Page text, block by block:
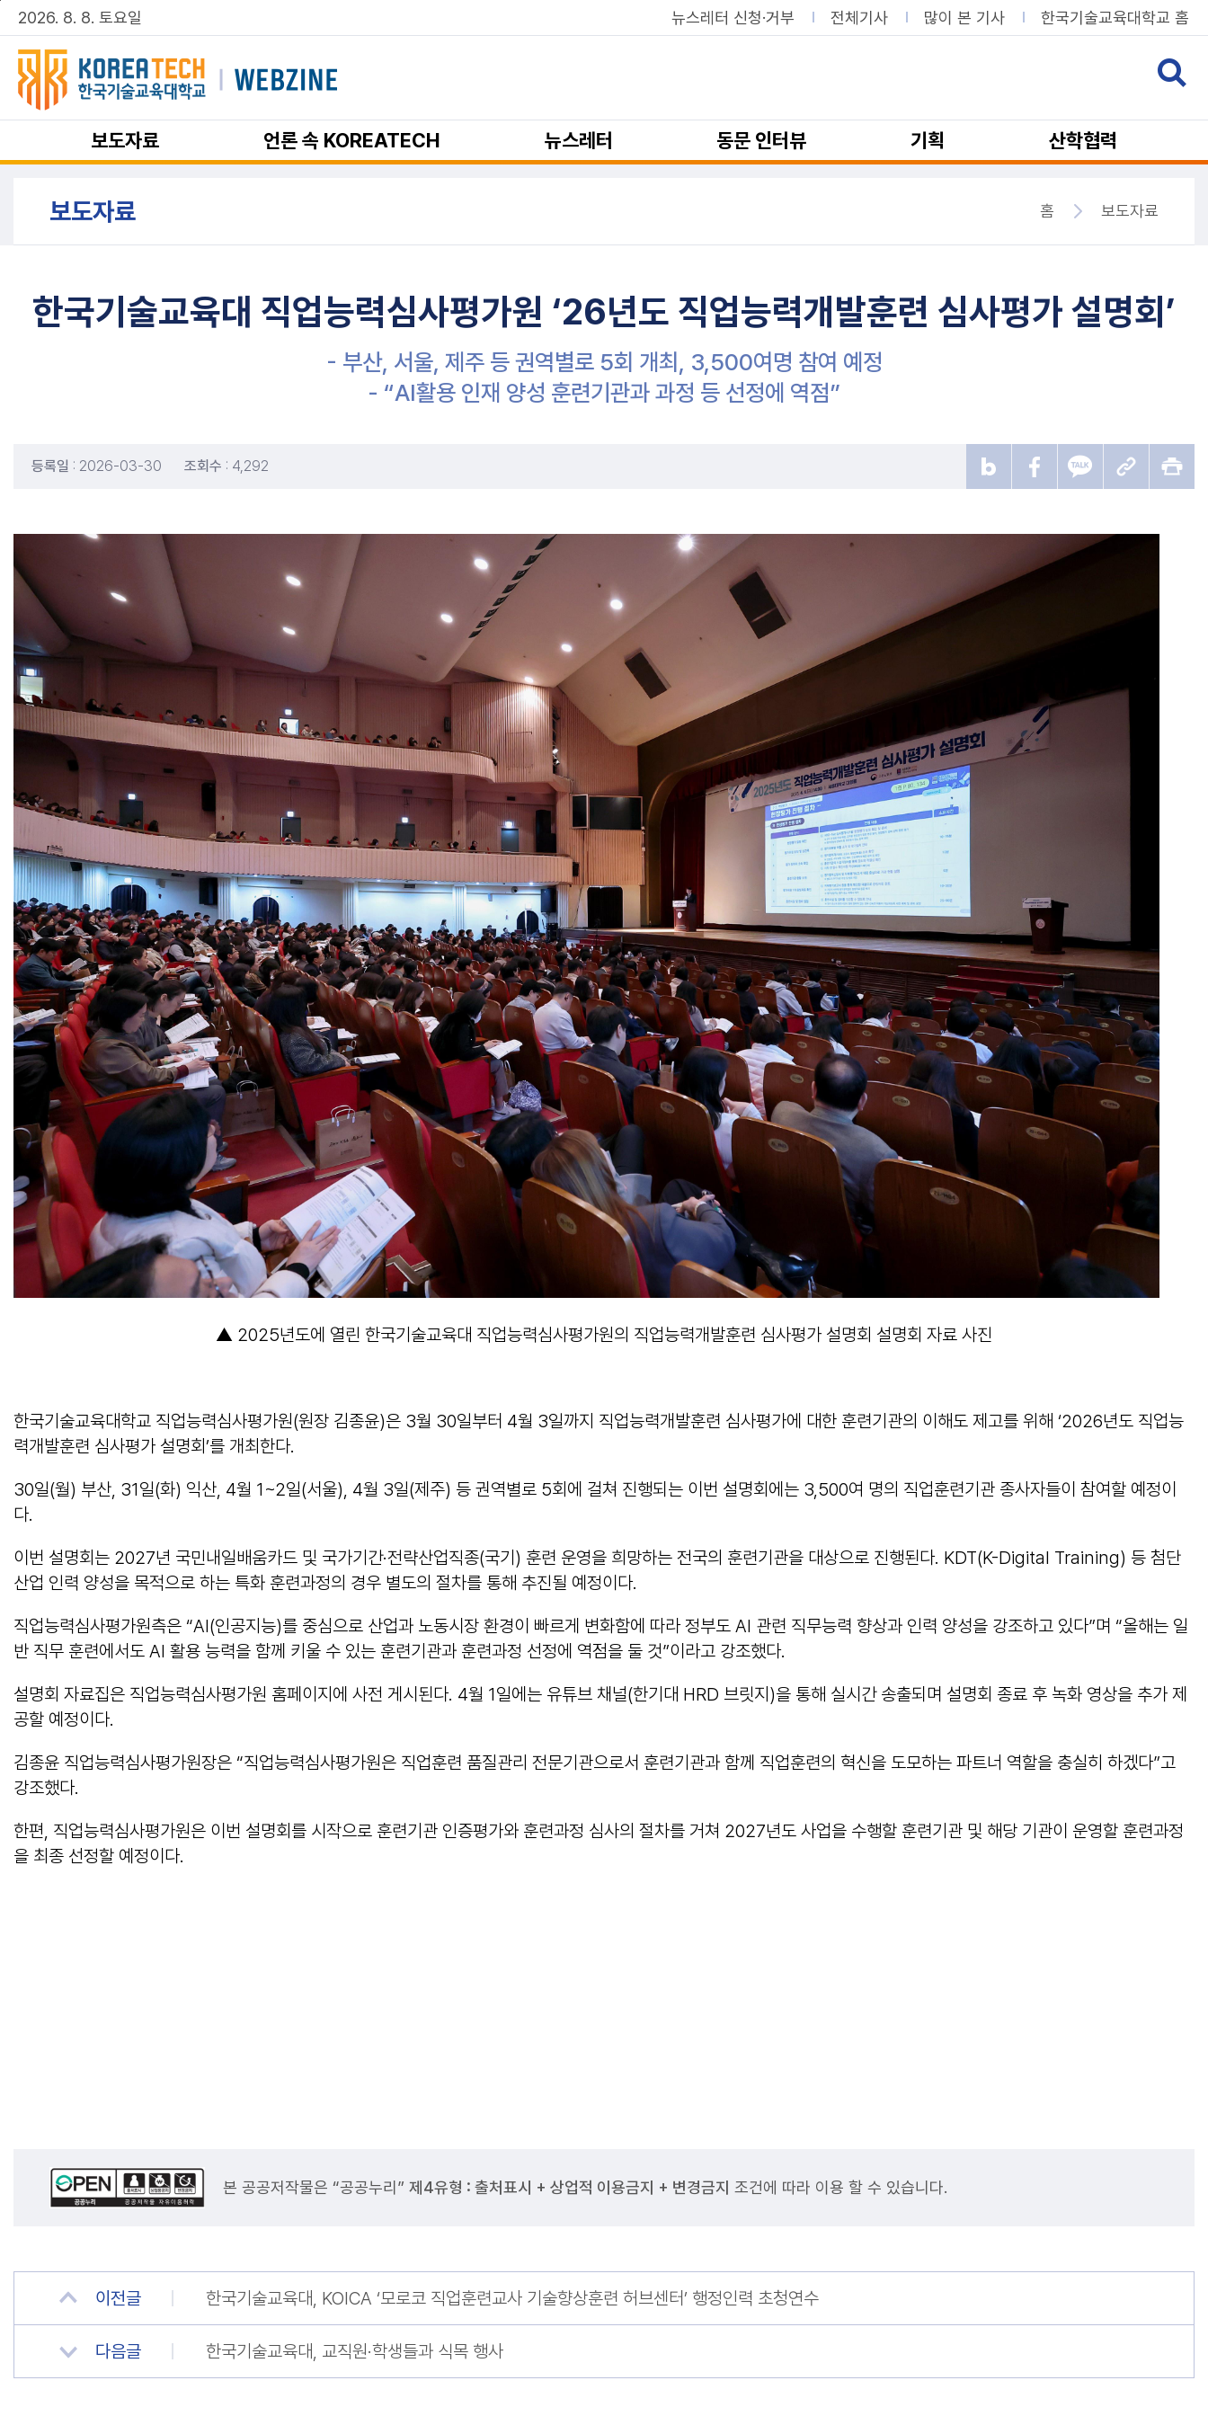
주메뉴 바로가기
본문 바로가기
2026. 8. 8. 토요일 뉴스레터 신청·거부 전체기사 많이 본 기사 한국기술교육대학교 홈
보도자료 언론 속 KOREATECH 뉴스레터 동문 인터뷰 기획 산학협력
보도자료 홈 보도자료
한국기술교육대 직업능력심사평가원 ‘26년도 직업능력개발훈련 심사평가 설명회’
- 부산, 서울, 제주 등 권역별로 5회 개최, 3,500여명 참여 예정
- “AI활용 인재 양성 훈련기관과 과정 등 선정에 역점”
등록일 : 2026-03-30 조회수 : 4,292
▲ 2025년도에 열린 한국기술교육대 직업능력심사평가원의 직업능력개발훈련 심사평가 설명회 설명회 자료 사진
한국기술교육대학교 직업능력심사평가원(원장 김종윤)은 3월 30일부터 4월 3일까지 직업능력개발훈련 심사평가에 대한 훈련기관의 이해도 제고를 위해 ‘2026년도 직업능
력개발훈련 심사평가 설명회’를 개최한다.
30일(월) 부산, 31일(화) 익산, 4월 1~2일(서울), 4월 3일(제주) 등 권역별로 5회에 걸쳐 진행되는 이번 설명회에는 3,500여 명의 직업훈련기관 종사자들이 참여할 예정이
다.
이번 설명회는 2027년 국민내일배움카드 및 국가기간·전략산업직종(국기) 훈련 운영을 희망하는 전국의 훈련기관을 대상으로 진행된다. KDT(K-Digital Training) 등 첨단
산업 인력 양성을 목적으로 하는 특화 훈련과정의 경우 별도의 절차를 통해 추진될 예정이다.
직업능력심사평가원측은 “AI(인공지능)를 중심으로 산업과 노동시장 환경이 빠르게 변화함에 따라 정부도 AI 관련 직무능력 향상과 인력 양성을 강조하고 있다”며 “올해는 일
반 직무 훈련에서도 AI 활용 능력을 함께 키울 수 있는 훈련기관과 훈련과정 선정에 역점을 둘 것”이라고 강조했다.
설명회 자료집은 직업능력심사평가원 홈페이지에 사전 게시된다. 4월 1일에는 유튜브 채널(한기대 HRD 브릿지)을 통해 실시간 송출되며 설명회 종료 후 녹화 영상을 추가 제
공할 예정이다.
김종윤 직업능력심사평가원장은 “직업능력심사평가원은 직업훈련 품질관리 전문기관으로서 훈련기관과 함께 직업훈련의 혁신을 도모하는 파트너 역할을 충실히 하겠다”고
강조했다.
한편, 직업능력심사평가원은 이번 설명회를 시작으로 훈련기관 인증평가와 훈련과정 심사의 절차를 거쳐 2027년도 사업을 수행할 훈련기관 및 해당 기관이 운영할 훈련과정
을 최종 선정할 예정이다.
본 공공저작물은 “공공누리” 제4유형 : 출처표시 + 상업적 이용금지 + 변경금지 조건에 따라 이용 할 수 있습니다.
이전글 한국기술교육대, KOICA ‘모로코 직업훈련교사 기술향상훈련 허브센터’ 행정인력 초청연수
다음글 한국기술교육대, 교직원·학생들과 식목 행사